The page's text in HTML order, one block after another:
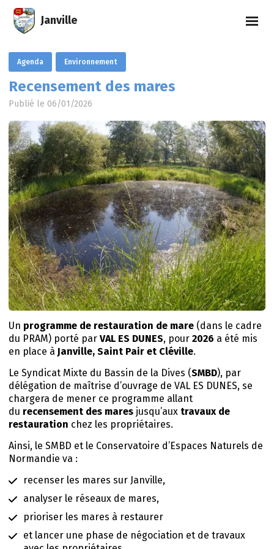
Janville
Agenda Environnement
Recensement des mares
Publié le 06/01/2026
Un programme de restauration de mare (dans le cadre
du PRAM) porté par VAL ES DUNES, pour 2026 a été mis
en place à Janville, Saint Pair et Cléville.
Le Syndicat Mixte du Bassin de la Dives (SMBD), par
délégation de maîtrise d’ouvrage de VAL ES DUNES, se
chargera de mener ce programme allant
du recensement des mares jusqu’aux travaux de
restauration chez les propriétaires.
Ainsi, le SMBD et le Conservatoire d’Espaces Naturels de
Normandie va :
recenser les mares sur Janville,
analyser le réseaux de mares,
prioriser les mares à restaurer
et lancer une phase de négociation et de travaux